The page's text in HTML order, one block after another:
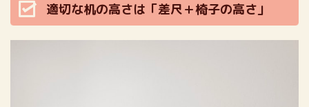
適切な机の高さは「差尺＋椅子の高さ」